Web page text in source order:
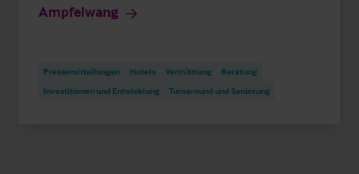
Ampfelwang
Pressemitteilungen Hotels Vermittlung
Beratung
Investitionen und Entwicklung
Turnaround und Sanierung